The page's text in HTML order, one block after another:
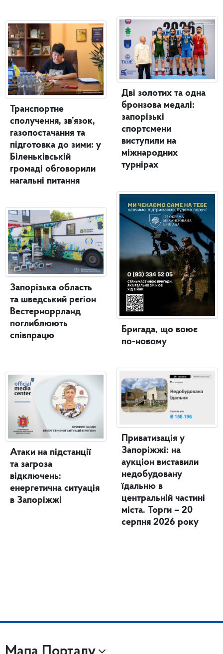
Транспортне
сполучення, зв’язок,
газопостачання та
підготовка до зими: у
Біленьківській
громаді обговорили
нагальні питання
Запорізька область
та шведський регіон
Вестерноррланд
поглиблюють
співпрацю
Атаки на підстанції
та загроза
відключень:
енергетична ситуація
в Запоріжжі
Дві золотих та одна
бронзова медалі:
запорізькі
спортсмени
виступили на
міжнародних
турнірах
Бригада, що воює
по-новому
Приватизація у
Запоріжжі: на
аукціон виставили
недобудовану
їдальню в
центральній частині
міста. Торги – 20
серпня 2026 року